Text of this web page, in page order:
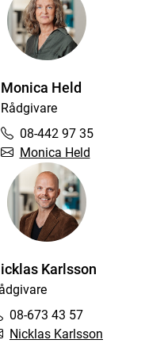
Monica Held
Rådgivare
08-442 97 35
Monica Held
Karlsson
08-673 43 57
Nicklas Karlsson